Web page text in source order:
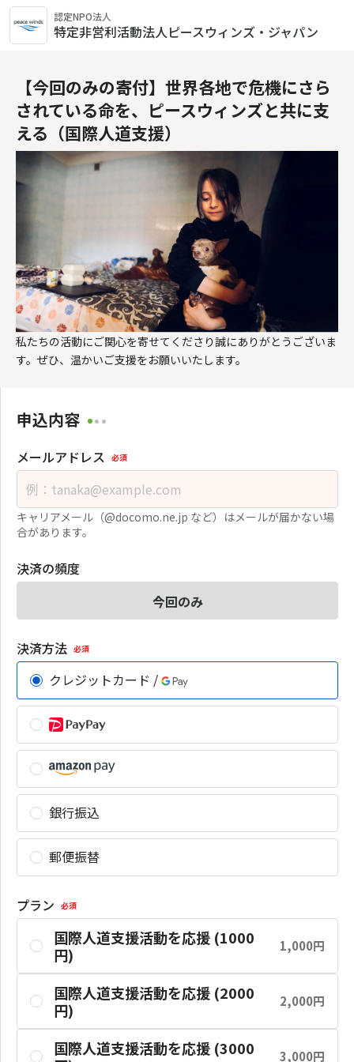
認定NPO法人
特定非営利活動法人ピースウィンズ・ジャパン
【今回のみの寄付】世界各地で危機にさら
されている命を、ピースウィンズと共に支
える（国際人道支援）
私たちの活動にご関心を寄せてくださり誠にありがとうございま
す。ぜひ、温かいご支援をお願いいたします。
申込内容
メールアドレス 必須
キャリアメール（@docomo.ne.jp など）はメールが届かない場
合があります。
決済の頻度
今回のみ
決済方法 必須
クレジットカード /
銀行振込
郵便振替
プラン 必須
国際人道支援活動を応援 (1000
円)
1,000円
国際人道支援活動を応援 (2000
円)
2,000円
国際人道支援活動を応援 (3000
3,000円